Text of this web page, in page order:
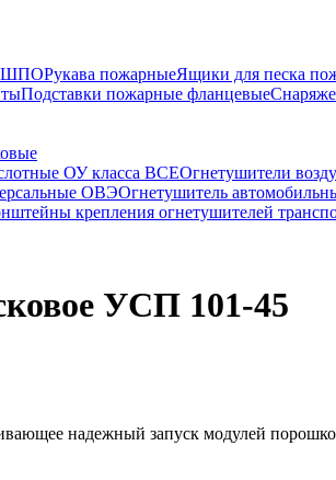
ШПОРукава пожарныеЯщики для песка
Подставки пожарные фланцевые
ОУ класса ВСЕОгнетушители
ОВЭОгнетушитель
крепления огнетушителей
УСП 101-45
надежный запуск модулей